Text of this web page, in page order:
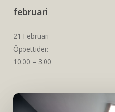
februari
21 Februari
Öppettider:
10.00 – 3.00